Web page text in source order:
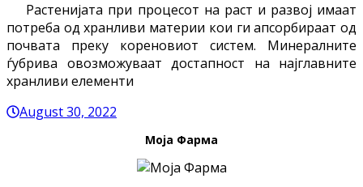
Растенијата при процесот на раст и развој имаат
потреба од хранливи материи кои ги апсорбираат од
почвата преку кореновиот систем. Минералните
ѓубрива овозможуваат достапност на најглавните
хранливи елементи
August 30, 2022
Моја Фарма